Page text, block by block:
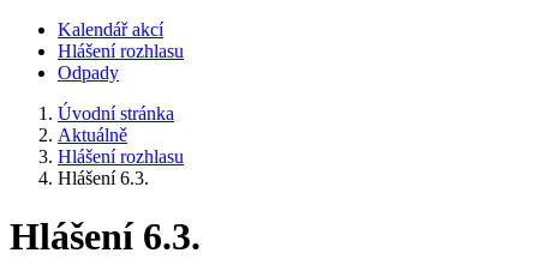
Kalendář akcí
Hlášení rozhlasu
Odpady
Úvodní stránka
Aktuálně
Hlášení rozhlasu
Hlášení 6.3.
Hlášení 6.3.